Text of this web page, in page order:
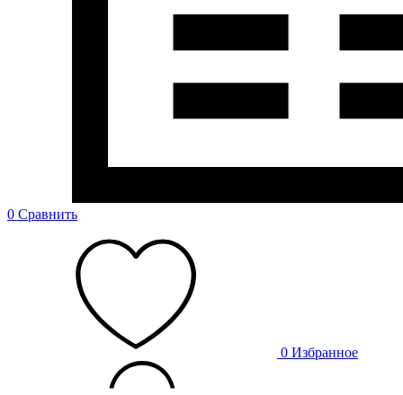
0 Сравнить
0 Избранное